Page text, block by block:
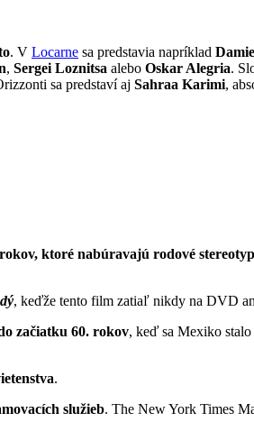
. V Locarne sa predstavia napríklad
, Sergei Loznitsa alebo Oskar Alegria.
sa predstaví aj Sahraa Karimi,
ktoré nabúravajú rodové
, keďže tento film zatiaľ nikdy na DVD
začiatku 60. rokov, keď sa Mexiko
.
služieb. The New York Times